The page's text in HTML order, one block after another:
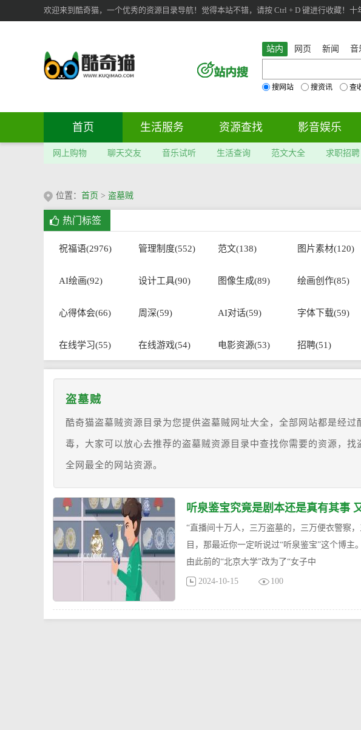
欢迎来到酷奇猫，一个优秀的资源目录导航！觉得本站不错，请按 Ctrl + D 键进行收藏！十
站内 网页 新闻 音
搜网站 搜资讯 查
首页 生活服务 资源查找 影音娱乐
网上购物 聊天交友 音乐试听 生活查询 范文大全 求职招聘
位置： 首页 > 盗墓贼
热门标签
祝福语(2976) 管理制度(552) 范文(138) 图片素材(120)
AI绘画(92) 设计工具(90) 图像生成(89) 绘画创作(85)
心得体会(66) 周深(59) AI对话(59) 字体下载(59)
在线学习(55) 在线游戏(54) 电影资源(53) 招聘(51)
盗墓贼
酷奇猫盗墓贼资源目录为您提供盗墓贼网址大全，全部网站都是经
毒，大家可以放心去推荐的盗墓贼资源目录中查找你需要的资源，
全网最全的网站资源。
听泉鉴宝究竟是剧本还是真有其事
“直播间十万人，三万盗墓的，三万便衣警察
目，那最近你一定听说过“听泉鉴宝”这个博主
由此前的“北京大学”改为了“女子中
2024-10-15 100